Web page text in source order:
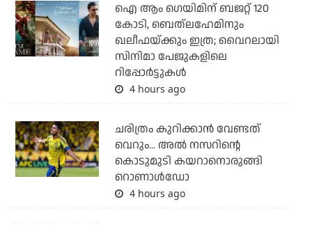
ഐ ആം ഗെയിമിന് ബജറ്റ് 120
കോടി, ബെത്‌ലഹേമിനും
ഖലീഫയ്ക്കും ഇത്ര; വൈറലായി
സിനിമാ പേജുകളിലെ
റിപ്പോര്‍ട്ടുകള്‍
4 hours ago
ചരിത്രം കുറിക്കാന്‍ വേണ്ടത്
വെറും... അല്‍ നസറിന്റെ
കൊടുമുടി കയറാനൊരുങ്ങി
റൊണാള്‍ഡോ
4 hours ago